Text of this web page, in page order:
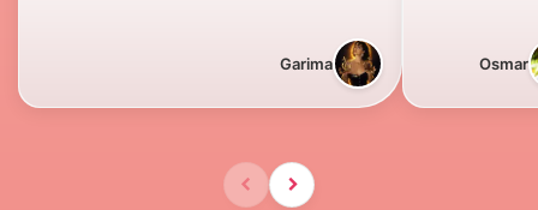
Garima Osmar